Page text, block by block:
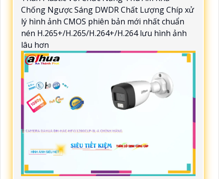
Chống Ngược Sáng DWDR Chất Lượng Chíp xử
lý hình ảnh CMOS phiên bản mới nhất chuẩn
nén H.265+/H.265/H.264+/H.264 lưu hình ảnh
lâu hơn